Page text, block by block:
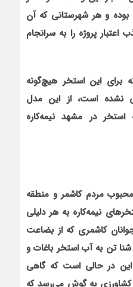
بوده و هر شهرستانی که آن
پروژه را به سرانجام
برای این استخر هیچ‌گونه
نشده است، از این مدل
در مشهد نیمه‌کاره
مردم کاشمر و منطقه
نیمه‌کاره به هر دلیلی
کاشمری که از بضاعت
شنا تن به آب استخر باغات و
این در حالی است که گاهی
کشاورزی به گوش می‌رسد که